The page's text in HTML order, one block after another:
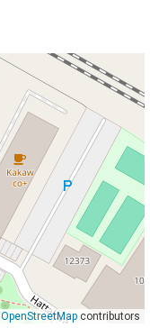
OpenStreetMapcontributors